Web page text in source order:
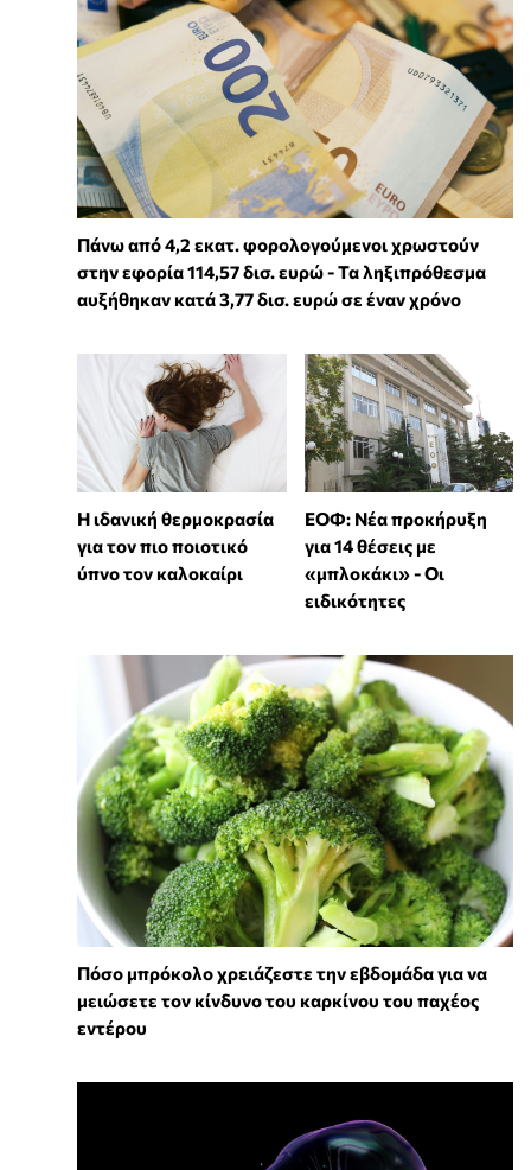
Πάνω από 4,2 εκατ. φορολογούμενοι χρωστούν
στην εφορία 114,57 δισ. ευρώ - Τα ληξιπρόθεσμα
αυξήθηκαν κατά 3,77 δισ. ευρώ σε έναν χρόνο
Η ιδανική θερμοκρασία
για τον πιο ποιοτικό
ύπνο τον καλοκαίρι
ΕΟΦ: Νέα προκήρυξη
για 14 θέσεις με
«μπλοκάκι» - Οι
ειδικότητες
Πόσο μπρόκολο χρειάζεστε την εβδομάδα για να
μειώσετε τον κίνδυνο του καρκίνου του παχέος
εντέρου